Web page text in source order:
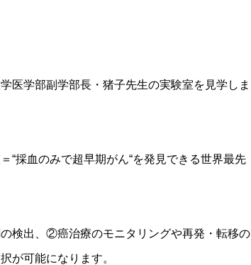
医学部副学部長・猪子先生の実験室を見学しま
“採血のみで超早期がん“を発見できる世界最先
検出、②癌治療のモニタリングや再発・転移の
が可能になります。